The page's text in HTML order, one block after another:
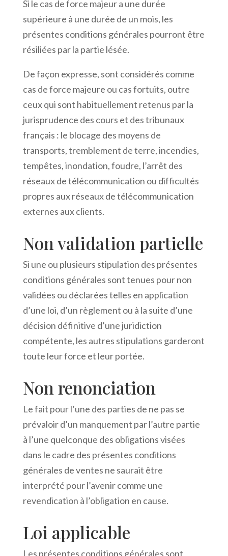
Si le cas de force majeur a une durée
supérieure à une durée de un mois, les
présentes conditions générales pourront être
résiliées par la partie lésée.
De façon expresse, sont considérés comme
cas de force majeure ou cas fortuits, outre
ceux qui sont habituellement retenus par la
jurisprudence des cours et des tribunaux
français : le blocage des moyens de
transports, tremblement de terre, incendies,
tempêtes, inondation, foudre, l’arrêt des
réseaux de télécommunication ou difficultés
propres aux réseaux de télécommunication
externes aux clients.
Non validation partielle
Si une ou plusieurs stipulation des présentes
conditions générales sont tenues pour non
validées ou déclarées telles en application
d’une loi, d’un règlement ou à la suite d’une
décision définitive d’une juridiction
compétente, les autres stipulations garderont
toute leur force et leur portée.
Non renonciation
Le fait pour l’une des parties de ne pas se
prévaloir d’un manquement par l’autre partie
à l’une quelconque des obligations visées
dans le cadre des présentes conditions
générales de ventes ne saurait être
interprété pour l’avenir comme une
revendication à l’obligation en cause.
Loi applicable
Les présentes conditions générales sont